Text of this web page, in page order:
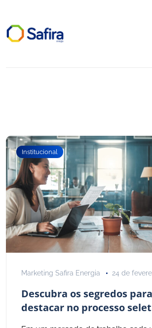
Institucional
Marketing Safira Energia 24 de
Descubra os segredos
destacar no processo